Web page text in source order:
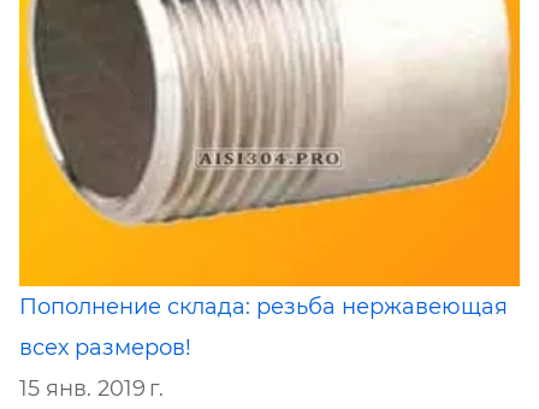
Пополнение склада: резьба нержавеющая
всех размеров!
15 янв. 2019 г.